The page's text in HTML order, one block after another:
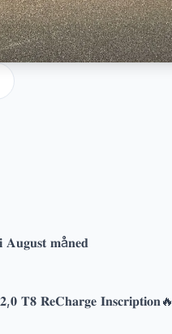
𝐀𝐮𝐠𝐮𝐬𝐭 𝐦å𝐧𝐞𝐝
𝐓𝟖 𝐑𝐞𝐂𝐡𝐚𝐫𝐠𝐞 𝐈𝐧𝐬𝐜𝐫𝐢𝐩𝐭𝐢𝐨𝐧🔥